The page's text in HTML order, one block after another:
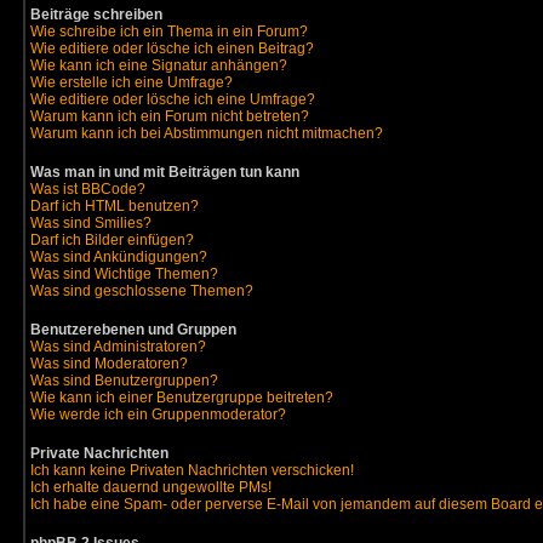
Beiträge schreiben
Wie schreibe ich ein Thema in ein Forum?
Wie editiere oder lösche ich einen Beitrag?
Wie kann ich eine Signatur anhängen?
Wie erstelle ich eine Umfrage?
Wie editiere oder lösche ich eine Umfrage?
Warum kann ich ein Forum nicht betreten?
Warum kann ich bei Abstimmungen nicht mitmachen?
Was man in und mit Beiträgen tun kann
Was ist BBCode?
Darf ich HTML benutzen?
Was sind Smilies?
Darf ich Bilder einfügen?
Was sind Ankündigungen?
Was sind Wichtige Themen?
Was sind geschlossene Themen?
Benutzerebenen und Gruppen
Was sind Administratoren?
Was sind Moderatoren?
Was sind Benutzergruppen?
Wie kann ich einer Benutzergruppe beitreten?
Wie werde ich ein Gruppenmoderator?
Private Nachrichten
Ich kann keine Privaten Nachrichten verschicken!
Ich erhalte dauernd ungewollte PMs!
Ich habe eine Spam- oder perverse E-Mail von jemandem auf diesem Board